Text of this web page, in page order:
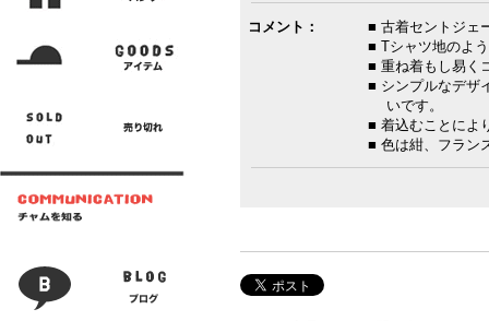
コメント：
■ 古着セントジェ
■ Tシャツ地のよ
■ 重ね着もし易く
■ シンプルなデザ
いです。
■ 着込むことによ
■ 色は紺、フラン